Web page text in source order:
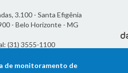
3.100 - Santa Efigênia
- Belo Horizonte - MG
(31) 3555-1100
de monitoramento de